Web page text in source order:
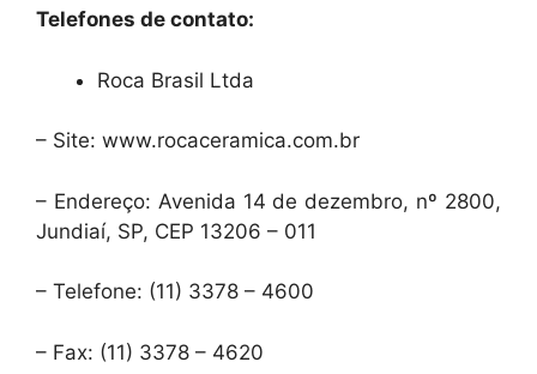
Telefones de contato:
Roca Brasil Ltda
– Site: www.rocaceramica.com.br
– Endereço: Avenida 14 de dezembro, nº 2800,
Jundiaí, SP, CEP 13206 – 011
– Telefone: (11) 3378 – 4600
– Fax: (11) 3378 – 4620